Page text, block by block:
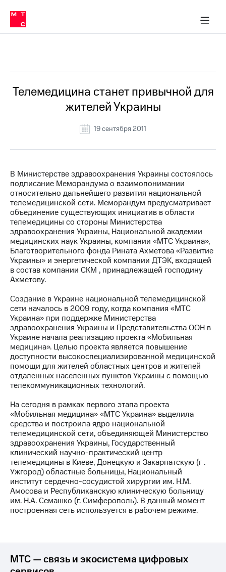
Медиа-центр
и акционерам
Устойчивое развитие
Комплаенс и деловая этика
компании
Карьера
История
компании
Руководство
Контакты
Медиа-центр
Пресс-
релизы
МТС
о технологиях
Достижения
Финансовая
отчетность
Контакты
Новости
в
регионе
Корпоративное
управление
Корпоративный
секретарь
Раскрытие
информации
Информация
акционерам
Документы
ПАО
"МТС"
Личный
акционера
в МТС
Пресс-
релизы
о технологиях
Телемедицина станет привычной для
жителей Украины
19 сентября 2011
В Министерстве здравоохранения Украины состоялось
подписание Меморандума о взаимопонимании
относительно дальнейшего развития национальной
телемедицинской сети. Меморандум предусматривает
объединение существующих инициатив в области
телемедицины со стороны Министерства
здравоохранения Украины, Национальной академии
медицинских наук Украины, компании «МТС Украина»,
Благотворительного фонда Рината Ахметова «Развитие
Украины» и энергетической компании ДТЭК, входящей
в состав компании СКМ , принадлежащей господину
Ахметову.
Создание в Украине национальной телемедицинской
сети началось в 2009 году, когда компания «МТС
Украина» при поддержке Министерства
здравоохранения Украины и Представительства ООН в
Украине начала реализацию проекта «Мобильная
медицина». Целью проекта является повышение
доступности высокоспециализированной медицинской
помощи для жителей областных центров и жителей
отдаленных населенных пунктов Украины с помощью
телекоммуникационных технологий.
На сегодня в рамках первого этапа проекта
«Мобильная медицина» «МТС Украина» выделила
средства и построила ядро национальной
телемедицинской сети, объединяющей Министерство
здравоохранения Украины, Государственный
клинический научно-практический центр
телемедицины в Киеве, Донецкую и Закарпатскую (г .
Ужгород) областные больницы, Национальный
институт сердечно-сосудистой хирургии им. Н.М.
Амосова и Республиканскую клиническую больницу
им. Н.А. Семашко (г. Симферополь). В данный момент
построенная сеть используется в рабочем режиме.
МТС — связь и экосистема цифровых